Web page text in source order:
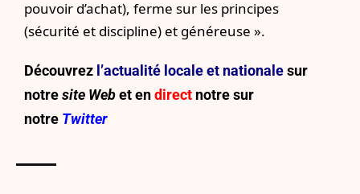
pouvoir d’achat), ferme sur les principes
(sécurité et discipline) et généreuse ».
Découvrez l’actualité locale et nationalesur
notresite Webet endirect notre sur
notre Twitter